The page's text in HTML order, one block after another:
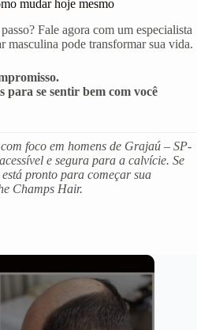
mudar hoje mesmo
Fale agora com um especialista
masculina pode transformar sua vida.
para se sentir bem com você
foco em homens de Grajaú – SP-
e segura para a calvície. Se
pronto para começar sua
Champs Hair.